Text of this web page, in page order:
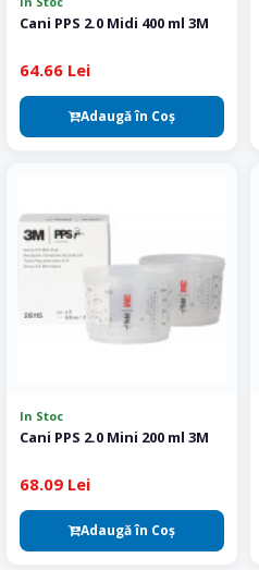
Cani PPS 2.0 Midi 400 ml 3M
64.66 Lei
Adaugă în Coş
In Stoc
Cani PPS 2.0 Mini 200 ml 3M
68.09 Lei
Adaugă în Coş